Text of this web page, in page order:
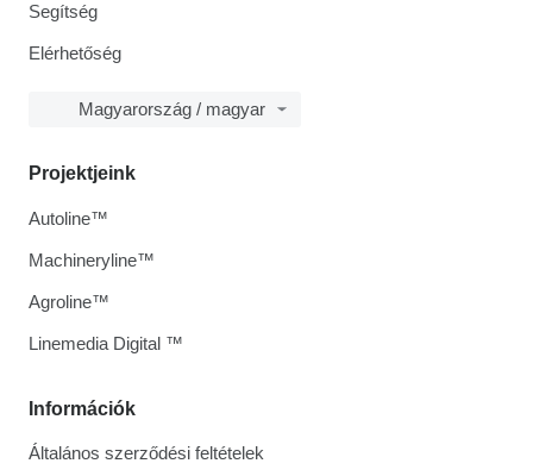
Segítség
Elérhetőség
Magyarország / magyar
Információk
Általános szerződési feltételek
Projektjeink
Autoline™
Machineryline™
Agroline™
Linemedia Digital ™